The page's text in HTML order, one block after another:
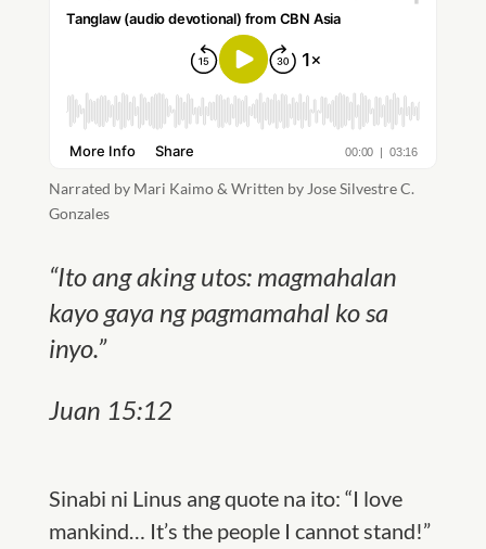
Narrated by Mari Kaimo & Written by Jose Silvestre C.
Gonzales
“Ito ang aking utos: magmahalan
kayo gaya ng pagmamahal ko sa
inyo.”
Juan 15:12
Sinabi ni Linus ang quote na ito: “I love
mankind… It’s the people I cannot stand!”